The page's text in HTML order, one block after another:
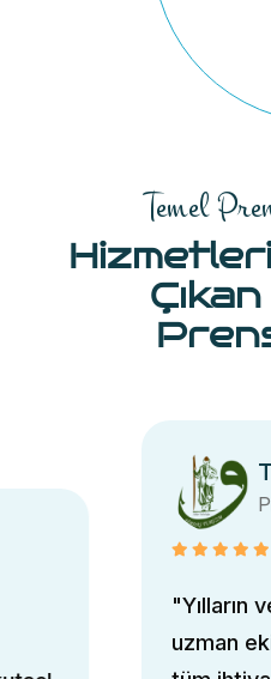
Temel
Tecrübe
Pirdaş Turizm
"Yılların verdiği
uzman ekibimizle,